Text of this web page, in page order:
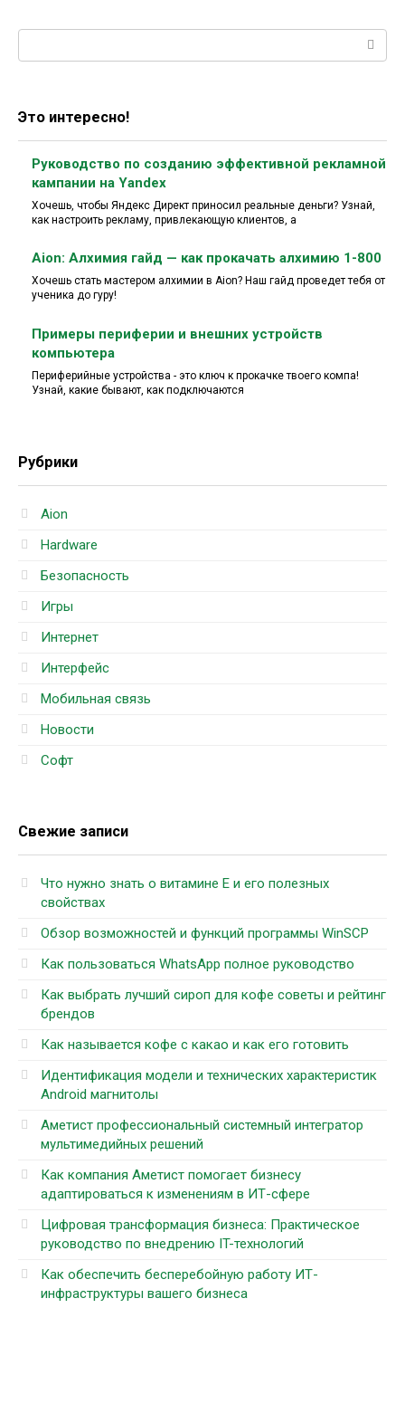
Это интересно!
Руководство по созданию эффективной рекламной
кампании на Yandex
Хочешь, чтобы Яндекс Директ приносил реальные деньги? Узнай,
как настроить рекламу, привлекающую клиентов, а
Aion: Алхимия гайд — как прокачать алхимию 1-800
Хочешь стать мастером алхимии в Aion? Наш гайд проведет тебя от
ученика до гуру!
Примеры периферии и внешних устройств
компьютера
Периферийные устройства - это ключ к прокачке твоего компа!
Узнай, какие бывают, как подключаются
Рубрики
Aion
Hardware
Безопасность
Игры
Интернет
Интерфейс
Мобильная связь
Новости
Софт
Свежие записи
Что нужно знать о витамине Е и его полезных
свойствах
Обзор возможностей и функций программы WinSCP
Как пользоваться WhatsApp полное руководство
Как выбрать лучший сироп для кофе советы и рейтинг
брендов
Как называется кофе с какао и как его готовить
Идентификация модели и технических характеристик
Android магнитолы
Аметист профессиональный системный интегратор
мультимедийных решений
Как компания Аметист помогает бизнесу
адаптироваться к изменениям в ИТ-сфере
Цифровая трансформация бизнеса: Практическое
руководство по внедрению IT-технологий
Как обеспечить бесперебойную работу ИТ-
инфраструктуры вашего бизнеса